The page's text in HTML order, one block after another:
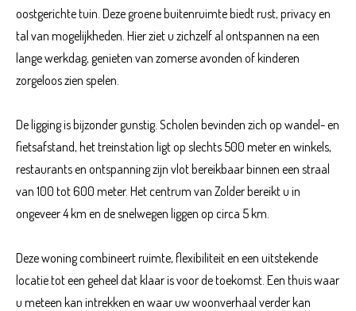
oostgerichte tuin. Deze groene buitenruimte biedt rust, privacy en
tal van mogelijkheden. Hier ziet u zichzelf al ontspannen na een
lange werkdag, genieten van zomerse avonden of kinderen
zorgeloos zien spelen.
De ligging is bijzonder gunstig. Scholen bevinden zich op wandel- en
fietsafstand, het treinstation ligt op slechts 500 meter en winkels,
restaurants en ontspanning zijn vlot bereikbaar binnen een straal
van 100 tot 600 meter. Het centrum van Zolder bereikt u in
ongeveer 4 km en de snelwegen liggen op circa 5 km.
Deze woning combineert ruimte, flexibiliteit en een uitstekende
locatie tot een geheel dat klaar is voor de toekomst. Een thuis waar
u meteen kan intrekken en waar uw woonverhaal verder kan